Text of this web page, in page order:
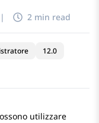
| 2 min read
12.0
utilizzare